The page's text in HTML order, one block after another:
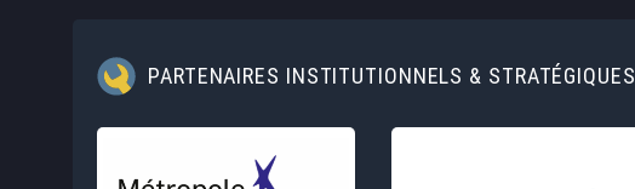
PARTENAIRES INSTITUTIONNELS & STRATÉGIQUES